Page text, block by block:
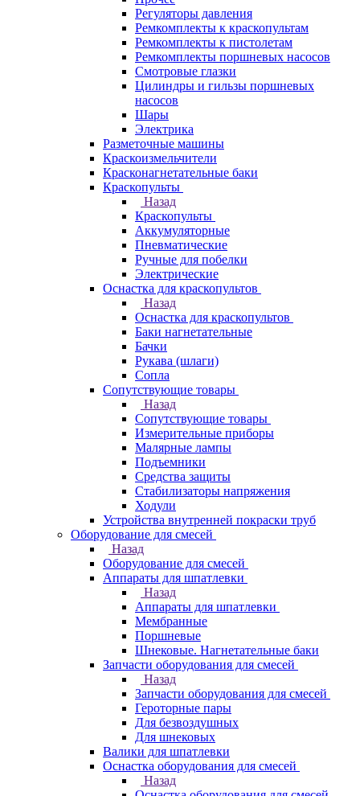
Регуляторы давления
Ремкомплекты к краскопультам
Ремкомплекты к пистолетам
Ремкомплекты поршневых насосов
Смотровые глазки
Цилиндры и гильзы поршневых
насосов
Шары
Электрика
Разметочные машины
Краскоизмельчители
Красконагнетательные баки
Краскопульты
Назад
Краскопульты
Аккумуляторные
Пневматические
Ручные для побелки
Электрические
Оснастка для краскопультов
Назад
Оснастка для краскопультов
Баки нагнетательные
Бачки
Рукава (шлаги)
Сопла
Сопутствующие товары
Назад
Сопутствующие товары
Измерительные приборы
Малярные лампы
Подъемники
Средства защиты
Стабилизаторы напряжения
Ходули
Устройства внутренней покраски труб
Оборудование для смесей
Назад
Оборудование для смесей
Аппараты для шпатлевки
Назад
Аппараты для шпатлевки
Мембранные
Поршневые
Шнековые. Нагнетательные баки
Запчасти оборудования для смесей
Назад
Запчасти оборудования для смесей
Героторные пары
Для безвоздушных
Для шнековых
Валики для шпатлевки
Оснастка оборудования для смесей
Назад